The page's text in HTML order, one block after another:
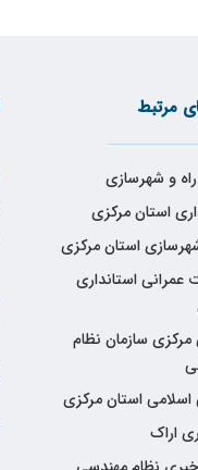
مرتبط
و شهرسازی
استان مرکزی
استان مرکزی
عمرانی استانداری
سازمان نظام
اسلامی استان مرکزی
اراک